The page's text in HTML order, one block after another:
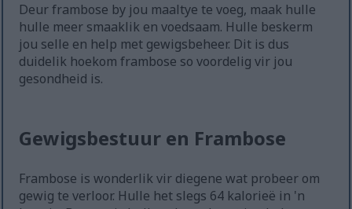
Deur frambose by jou maaltye te voeg, maak hulle
hulle meer smaaklik en voedsaam. Hulle beskerm
jou selle en help met gewigsbeheer. Dit is dus
duidelik hoekom frambose so voordelig vir jou
gesondheid is.
Gewigsbestuur en Frambose
Frambose is wonderlik vir diegene wat probeer om
gewig te verloor. Hulle het slegs 64 kalorieë in 'n